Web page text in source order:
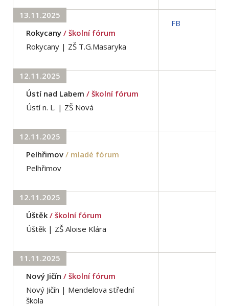
13.11.2025
Rokycany / školní fórum
Rokycany | ZŠ T.G.Masaryka
FB
12.11.2025
Ústí nad Labem / školní fórum
Ústí n. L. | ZŠ Nová
12.11.2025
Pelhřimov / mladé fórum
Pelhřimov
12.11.2025
Úštěk / školní fórum
Úštěk | ZŠ Aloise Klára
11.11.2025
Nový Jičín / školní fórum
Nový Jičín | Mendelova střední
škola